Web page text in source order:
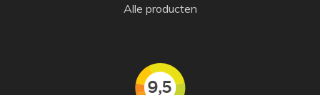
Alle producten